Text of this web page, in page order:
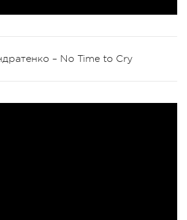
– No Time to Cry